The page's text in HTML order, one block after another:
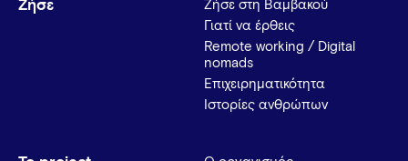
Ζήσε
Ζήσε στη Βαμβακού
Γιατί να έρθεις
Remote working / Digital
nomads
Επιχειρηματικότητα
Ιστορίες ανθρώπων